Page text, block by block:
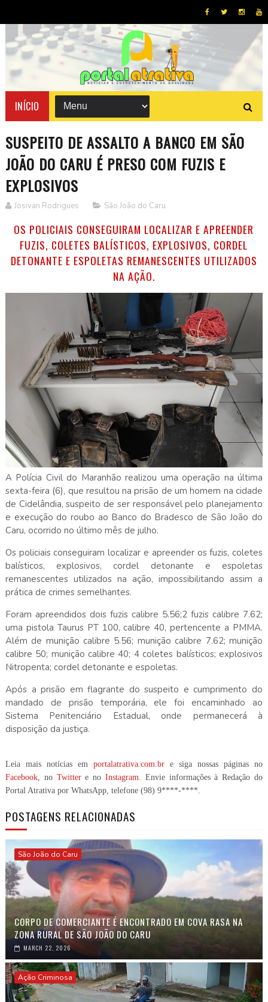
INÍCIO
SUSPEITO DE ASSALTO A BANCO EM SÃO
JOÃO DO CARU É PRESO COM FUZIS E
EXPLOSIVOS
Josivan Rodrigues São João do Caru
OS POLICIAIS CONSEGUIRAM LOCALIZAR E APREENDER
FUZIS, COLETES BALÍSTICOS, EXPLOSIVOS, CORDEL
DETONANTE E ESPOLETAS REMANESCENTES UTILIZADOS
NA AÇÃO.
A Polícia Civil do Maranhão realizou uma operação na última
sexta-feira (6), que resultou na prisão de um homem na cidade
de Cidelândia, suspeito de ser responsável pelo planejamento
e execução do roubo ao Banco do Bradesco de São João do
Caru, ocorrido no último mês de julho.
Os policiais conseguiram localizar e apreender os fuzis, coletes
balísticos, explosivos, cordel detonante e espoletas
remanescentes utilizados na ação, impossibilitando assim a
prática de crimes semelhantes.
Foram apreendidos dois fuzis calibre 5.56;2 fuzis calibre 7.62;
uma pistola Taurus PT 100, calibre 40, pertencente a PMMA.
Além de munição calibre 5.56; munição calibre 7.62; munição
calibre 50; munição calibre 40; 4 coletes balísticos; explosivos
Nitropenta; cordel detonante e espoletas.
Após a prisão em flagrante do suspeito e cumprimento do
mandado de prisão temporária, ele foi encaminhado ao
Sistema Penitenciário Estadual, onde permanecerá à
disposição da justiça.
Leia mais notícias em portalatrativa.com.br e siga nossas páginas no
Facebook, no Twittere noInstagram. Envie informações à Redação do
Portal Atrativa por WhatsApp, telefone (98) 9****-****.
POSTAGENS RELACIONADAS
São João do Caru
CORPO DE COMERCIANTE É ENCONTRADO EM COVA RASA NA
ZONA RURAL DE SÃO JOÃO DO CARU
MARCH 22, 2026
Ação Criminosa